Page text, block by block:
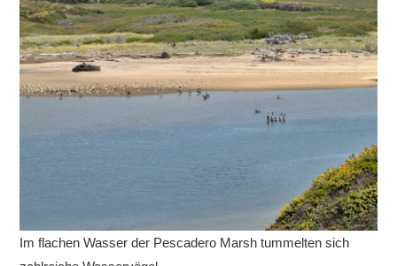
Im flachen Wasser der Pescadero Marsh tummelten sich